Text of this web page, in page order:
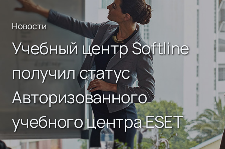
Новости
Учебный центр Softline
получил статус
Авторизованного
учебного центра ESET